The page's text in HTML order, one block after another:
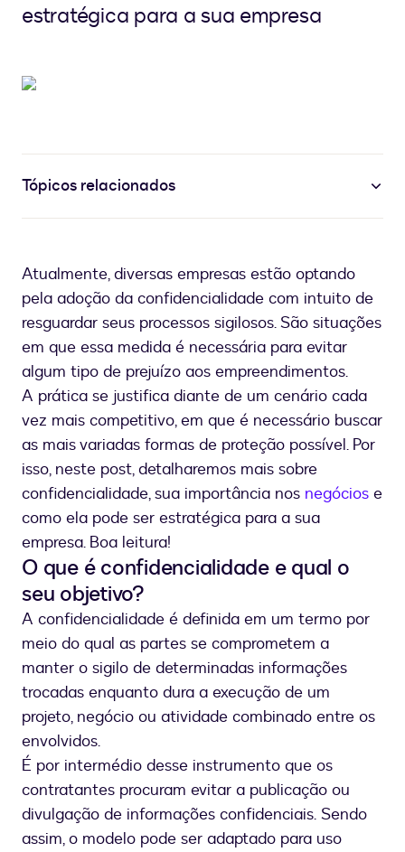
estratégica para a sua empresa
Tópicos relacionados
Atualmente, diversas empresas estão optando
pela adoção da confidencialidade com intuito de
resguardar seus processos sigilosos. São situações
em que essa medida é necessária para evitar
algum tipo de prejuízo aos empreendimentos.
A prática se justifica diante de um cenário cada
vez mais competitivo, em que é necessário buscar
as mais variadas formas de proteção possível. Por
isso, neste post, detalharemos mais sobre
confidencialidade, sua importância nos negócios e
como ela pode ser estratégica para a sua
empresa. Boa leitura!
O que é confidencialidade e qual o
seu objetivo?
A confidencialidade é definida em um termo por
meio do qual as partes se comprometem a
manter o sigilo de determinadas informações
trocadas enquanto dura a execução de um
projeto, negócio ou atividade combinado entre os
envolvidos.
É por intermédio desse instrumento que os
contratantes procuram evitar a publicação ou
divulgação de informações confidenciais. Sendo
assim, o modelo pode ser adaptado para uso